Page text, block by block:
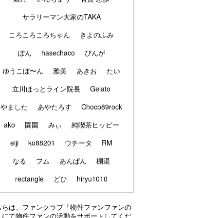
サラリーマン大家のTAKA
ころころころちゃん
きよのふみ
ぽん
hasechaco
ぴんが
ゆうこぼ〜ん
雅美 あきお
たい
立川ほっとライン院長
Gelato
やました
あやたろす
Choco89rock
ako
園園 みぃ
純喫茶ヒッピー
eiji
ko88201 ウチータ
RM
なる
フム あんぱん
棚湯
rectangle
どひ hiryu1010
らは、ファンクラブ「物件ファンファンの
にて物件ファンの活動をサポートしてくだ